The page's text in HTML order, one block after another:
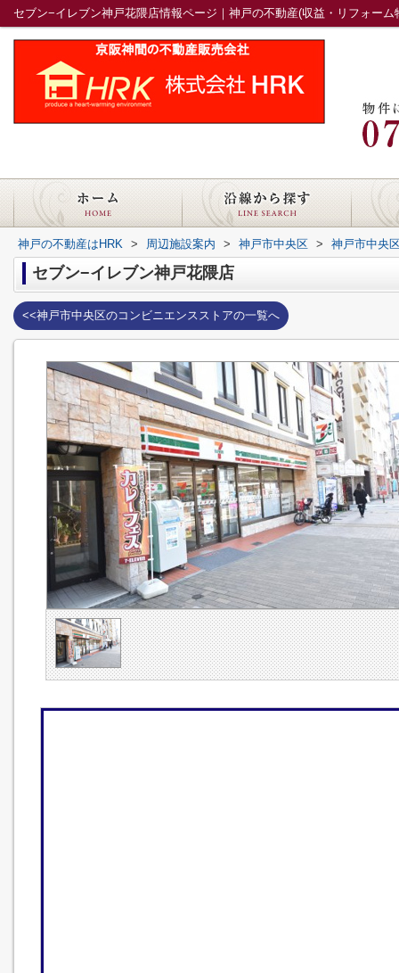
セブン−イレブン神戸花隈店情報ページ｜神戸の不動産(収益・リフォーム
神戸の不動産はHRK > 周辺施設案内 > 神戸市中央区 > 神戸市中央
セブン−イレブン神戸花隈店
<<神戸市中央区のコンビニエンスストアの一覧へ